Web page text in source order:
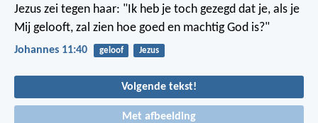
Jezus zei tegen haar: "Ik heb je toch gezegd dat je, als je
Mij gelooft, zal zien hoe goed en machtig God is?"
Johannes 11:40 geloof Jezus
Volgende tekst!
Met afbeelding